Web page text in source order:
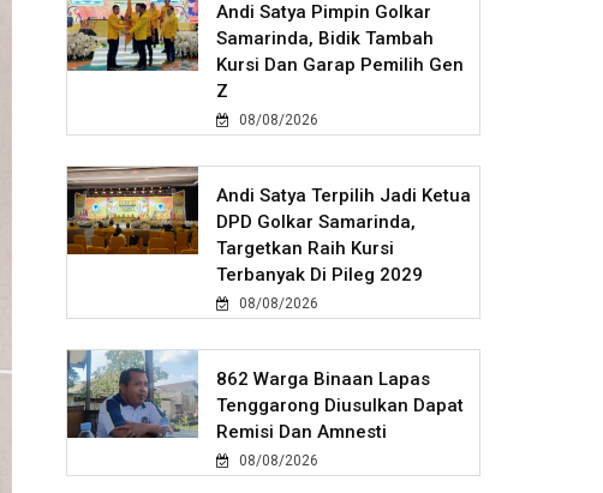
Andi Satya Pimpin Golkar
Samarinda, Bidik Tambah
Kursi Dan Garap Pemilih Gen
Z
08/08/2026
Andi Satya Terpilih Jadi Ketua
DPD Golkar Samarinda,
Targetkan Raih Kursi
Terbanyak Di Pileg 2029
08/08/2026
862 Warga Binaan Lapas
Tenggarong Diusulkan Dapat
Remisi Dan Amnesti
08/08/2026